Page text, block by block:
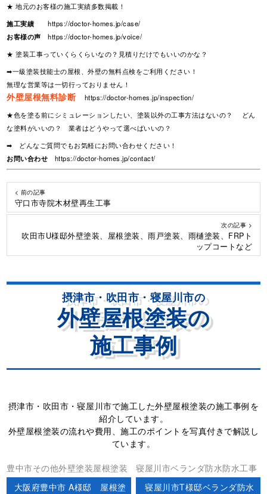
★ 地元のお客様の施工実績多数掲載！
施工実績
https://doctor-homes.jp/case/
お客様の声
https://doctor-homes.jp/voice/
★ 塗装工事っていくらくらいなの？見積りだけでもいいのかな？
➡一級塗装技能士の屋根、外壁の無料点検をご利用ください！
無理な営業等は一切行っておりません！
外壁屋根無料診断
https://doctor-homes.jp/inspection/
★色を塗る前にシミュレーションしたい、塗装以外の工事方法はないの？ どん
な塗料がいいの？ 業者はどうやって選べばいいの？
➡ どんなご質問でもお気軽にお問い合わせください！
お問い合わせ
https://doctor-homes.jp/contact/
< 前の記事
守口市寺院木材壁再生工事
次の記事 >
吹田市U様邸外壁塗装、屋根塗装、雨戸塗装、雨樋塗装、FRPト
ップコートなど
摂津市・吹田市・寝屋川市の
外壁屋根塗装の
施工事例
摂津市・吹田市・寝屋川市で施工した外壁屋根塗装の施工事例を
紹介しています。
外壁屋根塗装の流れや費用、施工のポイントを写真付きで解説し
ています。
豊中市その他外壁塗装屋根塗装
大阪府豊中市 A様邸 屋根塗
寝屋川市ベランダ防水防水工事
寝屋川市T様邸ベランダ防水